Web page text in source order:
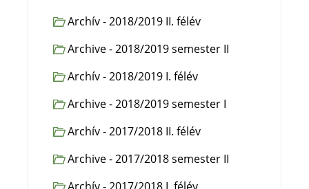
Archív - 2018/2019 II. félév
Archive - 2018/2019 semester II
Archív - 2018/2019 I. félév
Archive - 2018/2019 semester I
Archív - 2017/2018 II. félév
Archive - 2017/2018 semester II